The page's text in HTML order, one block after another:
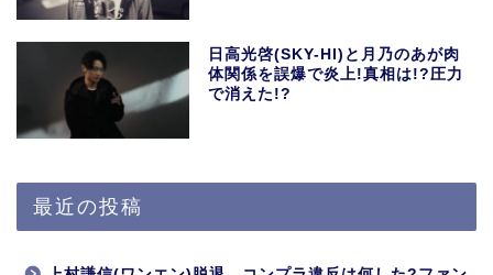
日高光啓(SKY-HI)と月乃のあが肉
体関係を誤爆で炎上!真相は!?圧力
で消えた!?
最近の投稿